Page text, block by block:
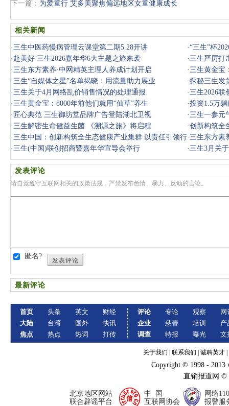
下一篇： 为爱童行 艾多美聚焦偏远地区女童健康成长
相关新闻
·三生中医药慢病管理云课堂第二期5.28开讲 ·“三生”杯
· 赴美好 三生2026嘉年华6大主题之旅来袭 ·三生严厉打
·三生东方素养·中网精英主理人养成计划开启 ·三生黄金宝
·三生“自媒体之星”名单揭晓：用流量助力展业 ·探秘三生发
·三生关于4月网络乱价销售情况的处理通报 ·三生2026联
·三生黄金宝：8000年前他们就用“仙草”养生 ·投资1.5万
人被骗
· 匠心典范 三生御坊堂品牌广告登陆湖北卫视 ·三生一参元
·三生解密生命健益生菌 《溯源之旅》将启程 ·创新构筑全
量发展
·三生中国：创新构筑全生态健康产业集群 以责任引领行
业高质量
·三生东方素
·三生(中国)联创招商暨嘉年华宣导会举行 ·三生3月关
发表评论
请自觉遵守互联网相关的政策法规，严禁发布色情、暴力、反动的言论。
匿名?
发表评论
最新评论
首页
大陆
焦点
头条
台湾
热点
英文
国外
热词
财经
快讯
打传
评论
企业
调查
专论
慈善
特报
观察
培训
曝光
网
产
文
关于我们 联系我们 诚聘英才
Copyright © 1998 - 2013
直销报道网
北京地区网站
联合辟谣平台
中 国
互联网协会
网络110
报警服